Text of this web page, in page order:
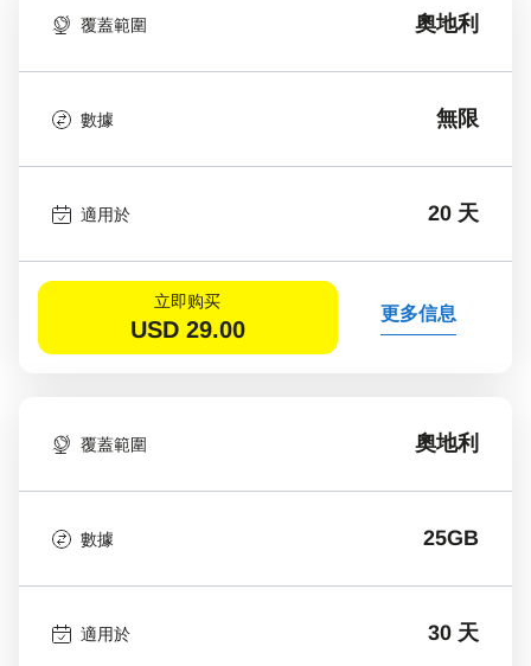
覆蓋範圍 奧地利
數據 無限
適用於 20 天
立即购买
USD 29.00
更多信息
覆蓋範圍 奧地利
數據 25GB
適用於 30 天